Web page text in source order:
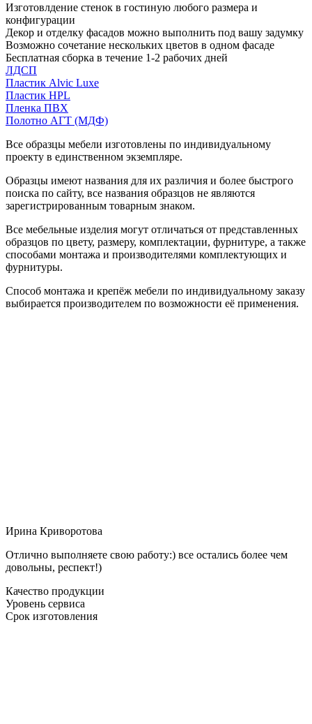
Изготовлдение стенок в гостиную любого размера и
конфигурации
Декор и отделку фасадов можно выполнить под вашу задумку
Возможно сочетание нескольких цветов в одном фасаде
Бесплатная сборка в течение 1-2 рабочих дней
ЛДСП
Пластик Alvic Luxe
Пластик HPL
Пленка ПВХ
Полотно АГТ (МДФ)
Все образцы мебели изготовлены по индивидуальному
проекту в единственном экземпляре.
Образцы имеют названия для их различия и более быстрого
поиска по сайту, все названия образцов не являются
зарегистрированным товарным знаком.
Все мебельные изделия могут отличаться от представленных
образцов по цвету, размеру, комплектации, фурнитуре, а также
способами монтажа и производителями комплектующих и
фурнитуры.
Способ монтажа и крепёж мебели по индивидуальному заказу
выбирается производителем по возможности её применения.
Ирина Криворотова
Отлично выполняете свою работу:) все остались более чем
довольны, респект!)
Качество продукции
Уровень сервиса
Срок изготовления